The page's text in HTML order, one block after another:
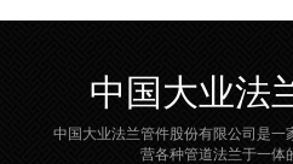
中国大业法
中国大业法兰管件股份有限公司是一
营各种管道法兰于一体